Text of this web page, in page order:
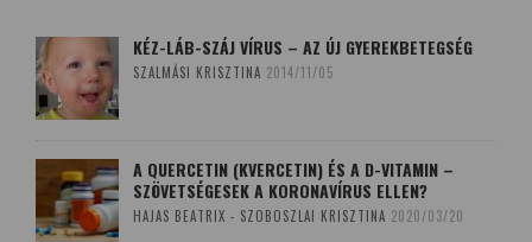
KÉZ-LÁB-SZÁJ VÍRUS – AZ ÚJ GYEREKBETEGSÉG
SZALMÁSI KRISZTINA 2014/11/05
A QUERCETIN (KVERCETIN) ÉS A D-VITAMIN –
SZÖVETSÉGESEK A KORONAVÍRUS ELLEN?
HAJAS BEATRIX - SZOBOSZLAI KRISZTINA 2020/03/20